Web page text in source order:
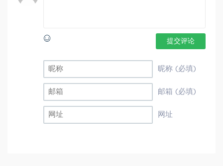
提交评论
昵称 (必填)
邮箱 (必填)
网址